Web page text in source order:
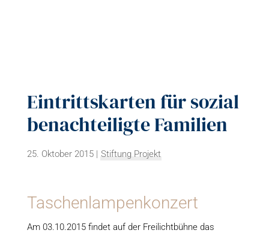
Eintrittskarten für sozial
benachteiligte Familien
25. Oktober 2015| Stiftung Projekt
Taschenlampenkonzert
Am 03.10.2015 findet auf der Freilichtbühne das